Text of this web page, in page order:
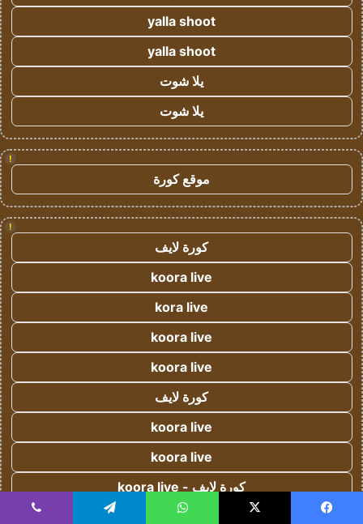
yalla shoot
yalla shoot
يلا شوت
يلا شوت
!
موقع كورة
!
كورة لايف
koora live
kora live
koora live
koora live
كورة لايف
koora live
koora live
كورة لايف - koora live
كورة لايف - koora live